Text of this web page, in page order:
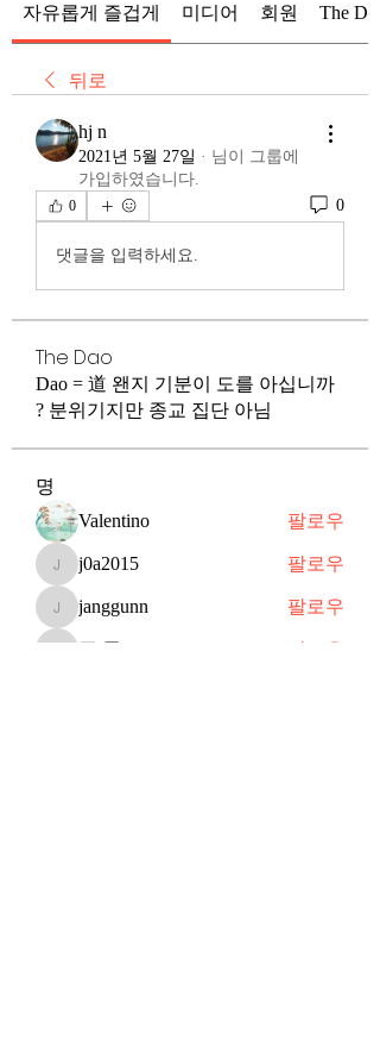
자유롭게 즐겁게 미디어 회원 The Dao
뒤로
hj n
2021년 5월 27일 · 님이 그룹에
가입하였습니다.
0 0
댓글을 입력하세요.
The Dao
Dao = 道 왠지 기분이 도를 아십니까
? 분위기지만 종교 집단 아님
명
Valentino 팔로우
j0a2015
j0a2015 팔로우
janggunn
janggunn 팔로우
쥬 공 팔로우